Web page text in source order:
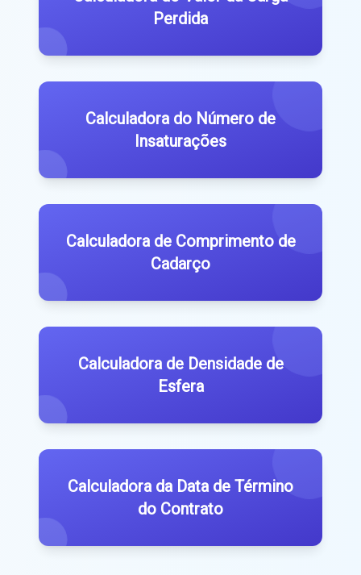
Perdida
Calculadora do Número de
Insaturações
Calculadora de Comprimento de
Cadarço
Calculadora de Densidade de
Esfera
Calculadora da Data de Término
do Contrato